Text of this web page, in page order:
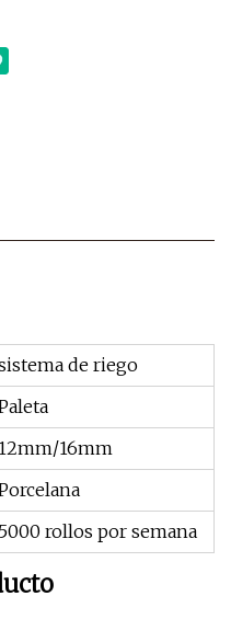
de riego
12mm/16mm
5000 rollos por semana